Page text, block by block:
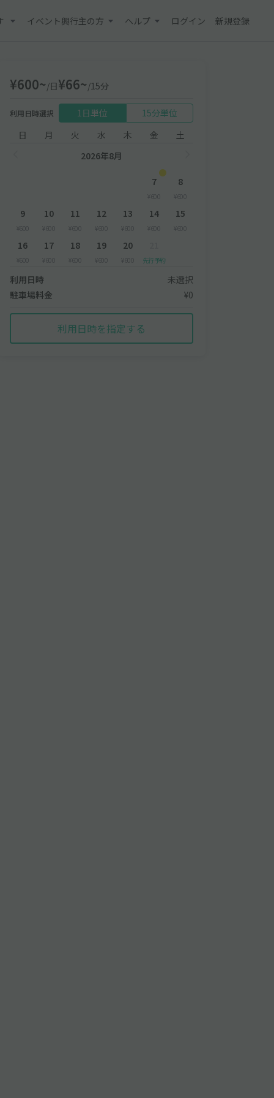
イベント興行主の方 ヘルプ ログイン 新規登録
¥600~/日¥66~/15分
利用日時選択 1日単位
15分単位
日
月 火 水 木 金
土
2026年8月
7
¥600
8
¥600
9
¥600
10
¥600
11
¥600
12
¥600
13
¥600
14
¥600
15
¥600
16
¥600
17
¥600
18
¥600
19
¥600
20
¥600 先行予約
利用日時
未選択
駐車場料金
¥0
利用日時を指定する